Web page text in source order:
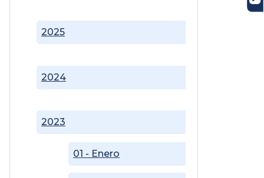
2023
01 - Enero
2024
2025